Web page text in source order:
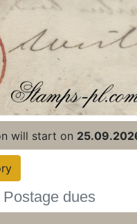
will start on
Postage dues